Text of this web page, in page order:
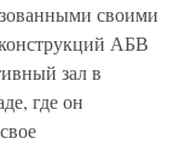
своими
АБВ
зал в
где он